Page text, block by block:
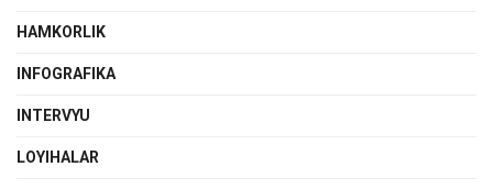
HAMKORLIK
INFOGRAFIKA
INTERVYU
LOYIHALAR